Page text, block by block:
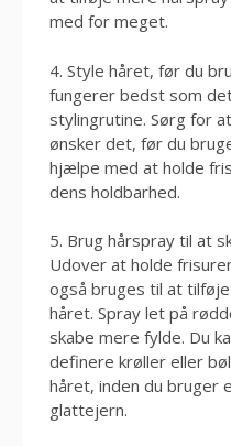
med for meget.
4. Style håret, før du
fungerer bedst som
stylingrutine. Sørg for
ønsker det, før du
hjælpe med at holde
dens holdbarhed.
5. Brug hårspray til at
Udover at holde
også bruges til at
håret. Spray let på
skabe mere fylde. Du
definere krøller eller
håret, inden du bruger
glattejern.